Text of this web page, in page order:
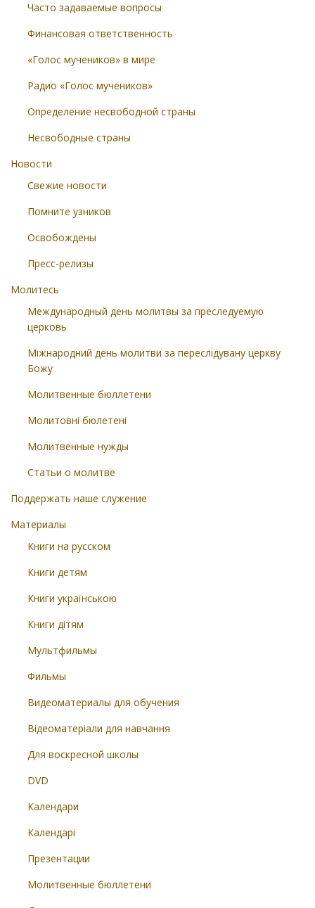
Часто задаваемые вопросы
Финансовая ответственность
«Голос мучеников» в мире
Радио «Голос мучеников»
Определение несвободной страны
Несвободные страны
Новости
Свежие новости
Помните узников
Освобождены
Пресс-релизы
Молитесь
Международный день молитвы за преследуемую
церковь
Міжнародний день молитви за переслідувану церкву
Божу
Молитвенные бюллетени
Молитовні бюлетені
Молитвенные нужды
Статьи о молитве
Поддержать наше служение
Материалы
Книги на русском
Книги детям
Книги українською
Книги дітям
Мультфильмы
Фильмы
Видеоматериалы для обучения
Відеоматеріали для навчання
Для воскресной школы
DVD
Календари
Календарі
Презентации
Молитвенные бюллетени